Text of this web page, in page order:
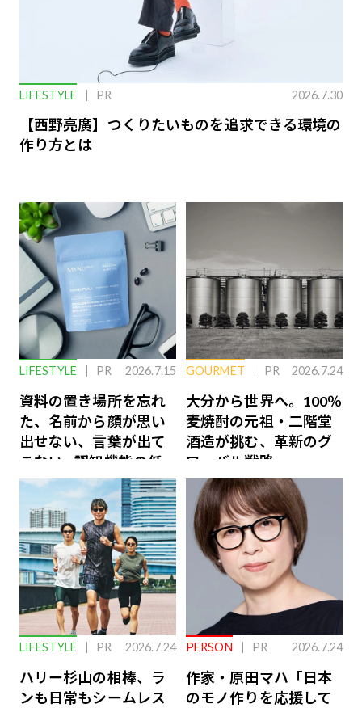
LIFESTYLE PR 2026.7.30
【西野亮廣】つくりたいものを追求できる環境の
作り方とは
LIFESTYLE PR 2026.7.15
資料の置き場所を忘れ
た、名前から顔が思い
出せない、言葉が出て
こない…認知機能の低
下を救う、脳のインナ
ーケアとは
GOURMET PR 2026.7.24
大分から世界へ。100％
麦焼酎の元祖・二階堂
酒造が挑む、革新のグ
ローバル戦略
LIFESTYLE PR 2026.7.24
ハリー杉山の相棒、ラ
ンも日常もシームレス
PERSON PR 2026.7.24
作家・原田マハ「日本
のモノ作りを応援して